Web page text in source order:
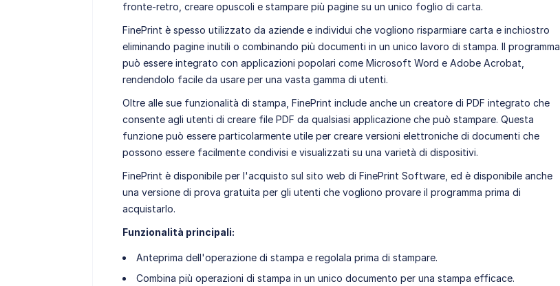
fronte-retro, creare opuscoli e stampare più pagine su un unico foglio di carta.
FinePrint è spesso utilizzato da aziende e individui che vogliono risparmiare carta e inchiostro
eliminando pagine inutili o combinando più documenti in un unico lavoro di stampa. Il programma
può essere integrato con applicazioni popolari come Microsoft Word e Adobe Acrobat,
rendendolo facile da usare per una vasta gamma di utenti.
Oltre alle sue funzionalità di stampa, FinePrint include anche un creatore di PDF integrato che
consente agli utenti di creare file PDF da qualsiasi applicazione che può stampare. Questa
funzione può essere particolarmente utile per creare versioni elettroniche di documenti che
possono essere facilmente condivisi e visualizzati su una varietà di dispositivi.
FinePrint è disponibile per l'acquisto sul sito web di FinePrint Software, ed è disponibile anche
una versione di prova gratuita per gli utenti che vogliono provare il programma prima di
acquistarlo.
Funzionalità principali:
Anteprima dell'operazione di stampa e regolala prima di stampare.
Combina più operazioni di stampa in un unico documento per una stampa efficace.